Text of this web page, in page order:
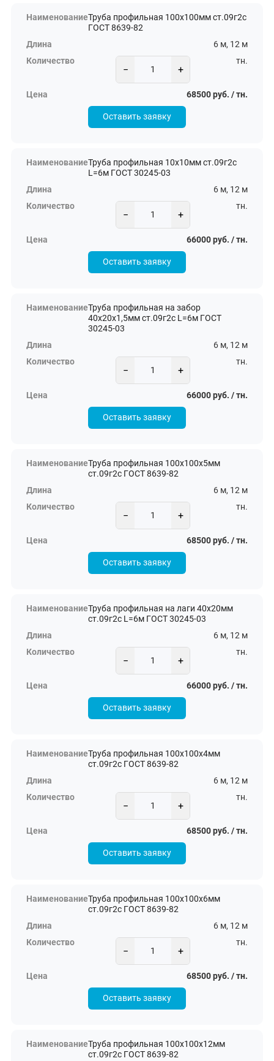
Труба профильная 100х100мм ст.09г2с
ГОСТ 8639-82
6 м, 12 м
− +
тн.
68500 руб. / тн.
Оставить заявку
Труба профильная 10х10мм ст.09г2с
L=6м ГОСТ 30245-03
6 м, 12 м
− +
тн.
66000 руб. / тн.
Оставить заявку
Труба профильная на забор
40х20х1,5мм ст.09г2с L=6м ГОСТ
30245-03
6 м, 12 м
− +
тн.
66000 руб. / тн.
Оставить заявку
Труба профильная 100х100х5мм
ст.09г2с ГОСТ 8639-82
6 м, 12 м
− +
тн.
68500 руб. / тн.
Оставить заявку
Труба профильная на лаги 40х20мм
ст.09г2с L=6м ГОСТ 30245-03
6 м, 12 м
− +
тн.
66000 руб. / тн.
Оставить заявку
Труба профильная 100х100х4мм
ст.09г2с ГОСТ 8639-82
6 м, 12 м
− +
тн.
68500 руб. / тн.
Оставить заявку
Труба профильная 100х100х6мм
ст.09г2с ГОСТ 8639-82
6 м, 12 м
− +
тн.
68500 руб. / тн.
Оставить заявку
Труба профильная 100х100х12мм
ст.09г2с ГОСТ 8639-82